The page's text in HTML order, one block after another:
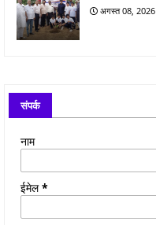
अगस्त 08, 2026
संपर्क
नाम
ईमेल*